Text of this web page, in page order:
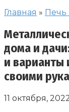
Главная » Печь
дома и
и варианты
своими
11 октября,